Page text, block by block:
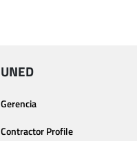
UNED
Gerencia
Contractor Profile